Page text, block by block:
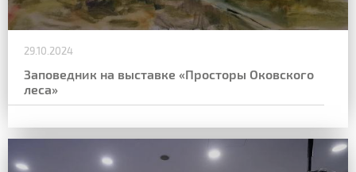
29.10.2024
Заповедник на выставке «Просторы Оковского
леса»